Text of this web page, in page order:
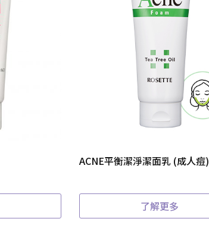
ACNE平衡潔淨潔面乳 (成人痘)
了解更多